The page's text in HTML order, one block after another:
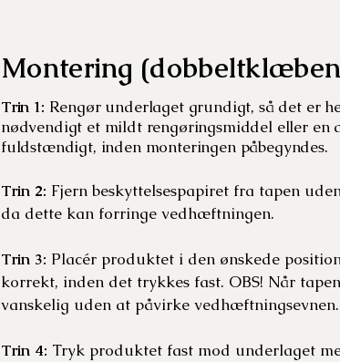
Montering
Trin 1: Rengør underlaget grundigt, så det er
nødvendigt et mildt rengøringsmiddel eller en
fuldstændigt, inden monteringen påbegyndes.
Trin 2: Fjern beskyttelsespapiret fra tapen
da dette kan forringe vedhæftningen.
Trin 3: Placér produktet i den ønskede
korrekt, inden det trykkes fast. OBS! Når
vanskelig uden at påvirke vedhæftningsevnen.
Trin 4: Tryk produktet fast mod underlaget